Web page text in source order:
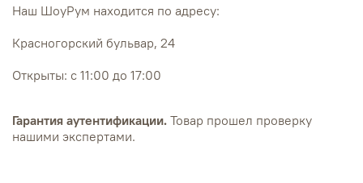
Наш ШоуРум находится по адресу:
Красногорский бульвар, 24
Открыты: с 11:00 до 17:00
Гарантия аутентификации. Товар прошел проверку
нашими экспертами.